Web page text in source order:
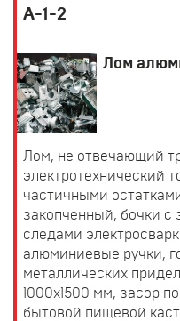
А-1-2
Лом
Лом, не отвечающий
электротехнический
частичными
закопченный, бочки
следами
алюминиевые ручки,
металлических
1000х1500 мм, засор
бытовой пищевой